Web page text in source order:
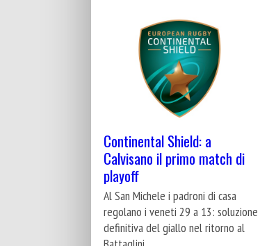
Continental Shield: a
Calvisano il primo match di
playoff
Al San Michele i padroni di casa
regolano i veneti 29 a 13: soluzione
definitiva del giallo nel ritorno al